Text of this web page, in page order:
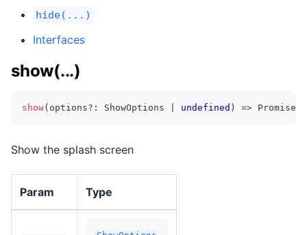
hide(...)
Interfaces
show(...)
show( options? : ShowOptions undefined ) => Promise
Show the splash screen
Param Type